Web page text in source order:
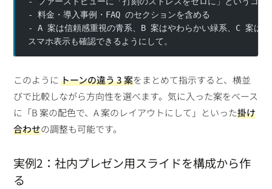
- 料金・導入事例・FAQ のセクションを含める
- A 案は信頼感重視の青系、B 案はやわらかい緑系、C 案は
スマホ表示も確認できるようにして。
このようにトーンの違う 3 案をまとめて指示すると、横並
びで比較しながら方向性を選べます。気に入った案をベース
に「B 案の配色で、A 案のレイアウトにして」といった掛け
合わせの調整も可能です。
実例2：社内プレゼン用スライドを構成から作
る